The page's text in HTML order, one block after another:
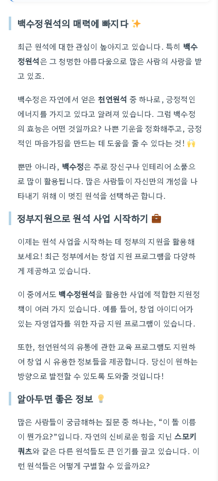
백수정원석의 매력에 빠지다
최근 원석에 대한 관심이 높아지고 있습니다. 특히 백수
정원석은 그 청명한 아름다움으로 많은 사람의 사랑을 받
고 있죠.
백수정은 자연에서 얻은 천연원석 중 하나로, 긍정적인
에너지를 가지고 있다고 알려져 있습니다. 그럼 백수정
의 효능은 어떤 것일까요? 나쁜 기운을 정화해주고, 긍정
적인 마음가짐을 만드는 데 도움을 줄 수 있다는 것!
뿐만 아니라, 백수정은 주로 장신구나 인테리어 소품으
로 많이 활용됩니다. 많은 사람들이 자신만의 개성을 나
타내기 위해 이 멋진 원석을 선택하곤 합니다.
정부지원으로 원석 사업 시작하기
이제는 원석 사업을 시작하는 데 정부의 지원을 활용해
보세요! 최근 정부에서는 창업 지원 프로그램을 다양하
게 제공하고 있습니다.
이 중에서도 백수정원석을 활용한 사업에 적합한 지원정
책이 여러 가지 있습니다. 예를 들어, 창업 아이디어가
있는 자영업자를 위한 자금 지원 프로그램이 있습니다.
또한, 천연원석의 유통에 관한 교육 프로그램도 지원하
여 창업 시 유용한 정보들을 제공합니다. 당신이 원하는
방향으로 발전할 수 있도록 도와줄 것입니다!
알아두면 좋은 정보
많은 사람들이 궁금해하는 질문 중 하나는, “이 돌 이름
이 뭔가요?”입니다. 자연의 신비로운 힘을 지닌스모키
쿼츠와 같은 다른 원석들도 큰 인기를 끌고 있습니다. 이
런 원석들은 어떻게 구별할 수 있을까요?